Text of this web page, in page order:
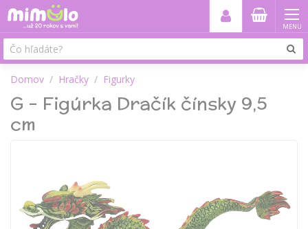
MENU
Domov Hračky Figurky
G - Figúrka Dračík čínsky 9,5
cm